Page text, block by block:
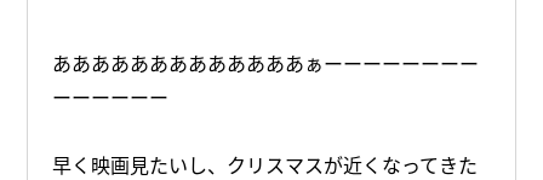
あああああああああああああぁーーーーーーーー
ーーーーーー
早く映画見たいし、クリスマスが近くなってきた